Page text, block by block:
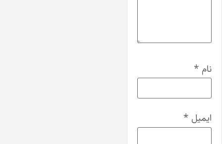
نام *
ایمیل *